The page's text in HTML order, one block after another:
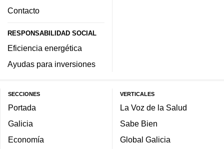
Contacto
RESPONSABILIDAD SOCIAL
Eficiencia energética
Ayudas para inversiones
SECCIONES
Portada
Galicia
Economía
VERTICALES
La Voz de la Salud
Sabe Bien
Global Galicia